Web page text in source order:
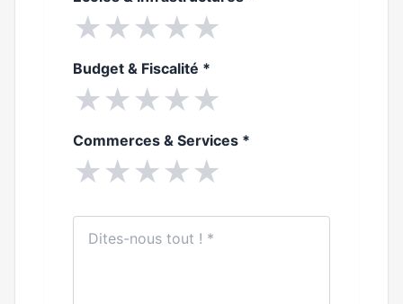
★★★★★
Budget & Fiscalité *
★★★★★
Commerces & Services *
★★★★★